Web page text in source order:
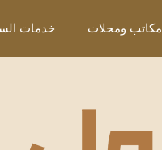
مكاتب ومحلات خدمات